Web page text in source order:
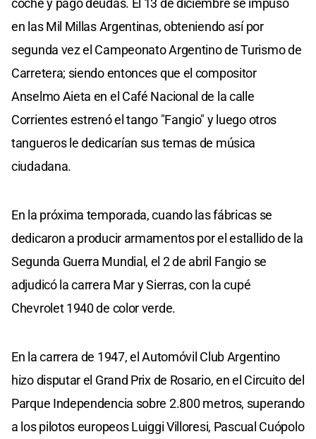
coche y pagó deudas. El 13 de diciembre se impuso
en las Mil Millas Argentinas, obteniendo así por
segunda vez el Campeonato Argentino de Turismo de
Carretera; siendo entonces que el compositor
Anselmo Aieta en el Café Nacional de la calle
Corrientes estrenó el tango "Fangio" y luego otros
tangueros le dedicarían sus temas de música
ciudadana.
En la próxima temporada, cuando las fábricas se
dedicaron a producir armamentos por el estallido de la
Segunda Guerra Mundial, el 2 de abril Fangio se
adjudicó la carrera Mar y Sierras, con la cupé
Chevrolet 1940 de color verde.
En la carrera de 1947, el Automóvil Club Argentino
hizo disputar el Grand Prix de Rosario, en el Circuito del
Parque Independencia sobre 2.800 metros, superando
a los pilotos europeos Luiggi Villoresi, Pascual Cuópolo